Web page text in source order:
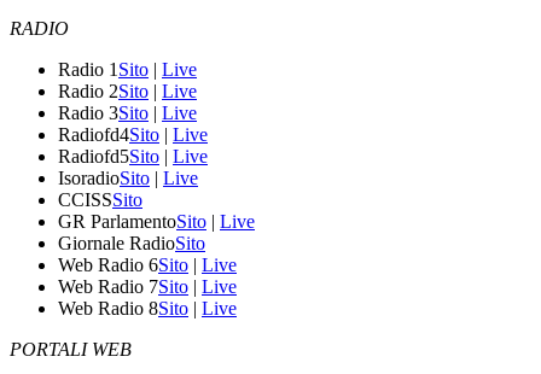
RADIO
Radio 1 Sito | Live
Radio 2Sito | Live
Radio 3Sito | Live
Radiofd4Sito | Live
Radiofd5Sito | Live
IsoradioSito | Live
CCISSSito
GR ParlamentoSito | Live
Giornale RadioSito
Web Radio 6Sito | Live
Web Radio 7Sito | Live
Web Radio 8Sito | Live
PORTALI WEB